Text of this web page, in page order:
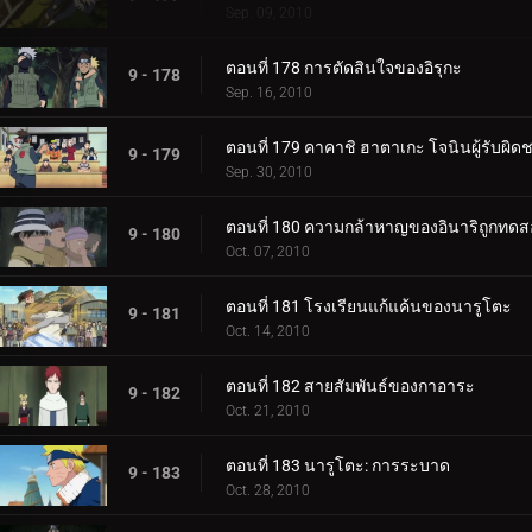
Sep. 09, 2010
9 - 178 ตอนที่ 178 การตัดสินใจของอิรุกะ
Sep. 16, 2010
9 - 179 ตอนที่ 179 คาคาชิ ฮาตาเกะ โจนินผู้รับผิด
Sep. 30, 2010
9 - 180 ตอนที่ 180 ความกล้าหาญของอินาริถูกทดส
Oct. 07, 2010
9 - 181 ตอนที่ 181 โรงเรียนแก้แค้นของนารูโตะ
Oct. 14, 2010
9 - 182 ตอนที่ 182 สายสัมพันธ์ของกาอาระ
Oct. 21, 2010
9 - 183 ตอนที่ 183 นารูโตะ: การระบาด
Oct. 28, 2010